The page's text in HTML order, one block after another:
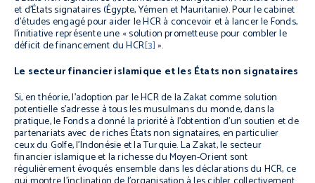
et d’États signataires (Égypte, Yémen et Mauritanie). Pour le cabinet
d’études engagé pour aider le HCR à concevoir et à lancer le Fonds,
l’initiative représente une « solution prometteuse pour combler le
déficit de financement du HCR[3]».
Le secteur financier islamique et les États non signataires
Si, en théorie, l’adoption par le HCR de la Zakat comme solution
potentielle s’adresse à tous les musulmans du monde, dans la
pratique, le Fonds a donné la priorité à l’obtention d’un soutien et de
partenariats avec de riches États non signataires, en particulier
ceux du Golfe, l’Indonésie et la Turquie. La Zakat, le secteur
financier islamique et la richesse du Moyen-Orient sont
régulièrement évoqués ensemble dans les déclarations du HCR, ce